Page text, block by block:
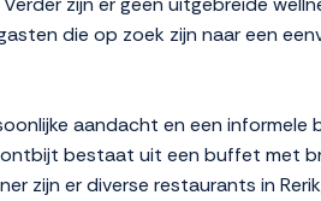
die op zoek zijn naar een
aandacht en een informele
bestaat uit een buffet met
zijn er diverse restaurants in